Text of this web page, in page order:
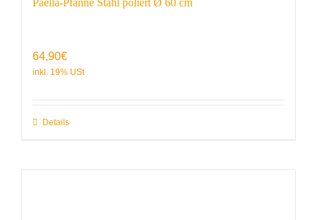
Paella-Pfanne Stahl poliert Ø 60 cm
64,90€
Details